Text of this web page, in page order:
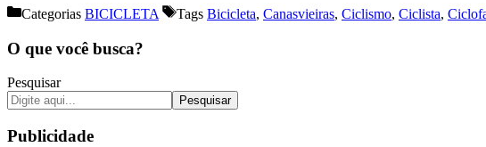
Categorias BICICLETA Tags Bicicleta, Canasvieiras, Ciclismo, Ciclista,
O que você busca?
Pesquisar
Pesquisar
Publicidade